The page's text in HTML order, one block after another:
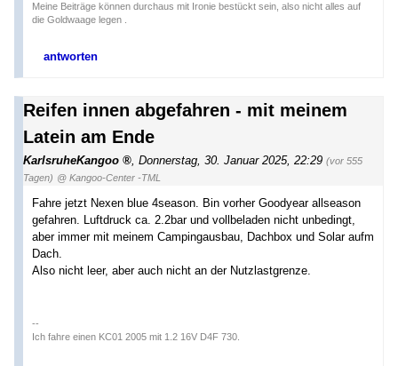
Meine Beiträge können durchaus mit Ironie bestückt sein, also nicht alles auf
die Goldwaage legen .
antworten
Reifen innen abgefahren - mit meinem
Latein am Ende
KarlsruheKangoo , Donnerstag, 30. Januar 2025, 22:29 (vor 555
Tagen) @ Kangoo-Center -TML
Fahre jetzt Nexen blue 4season. Bin vorher Goodyear allseason
gefahren. Luftdruck ca. 2.2bar und vollbeladen nicht unbedingt,
aber immer mit meinem Campingausbau, Dachbox und Solar aufm
Dach.
Also nicht leer, aber auch nicht an der Nutzlastgrenze.
--
Ich fahre einen KC01 2005 mit 1.2 16V D4F 730.